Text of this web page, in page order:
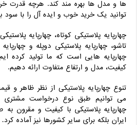
ها و مدل ها بهره مند کند. هرچه قدرت
توانید یک خرید خوب و ایده آل را با سود
چهارپایه پلاستیکی کوتاه، چهارپایه
تاشو، چهارپایه پلاستیکی دوپله و
چهارپایه هایی است که ما تولید کرده
کیفیت، مدل و ارتفاع متفاوت ارائه دهیم.
تنوع چهارپایه پلاستیکی از نظر ظاهر و
می توانیم طبق نوع درخواست مشتری
چهارپایه پلاستیکی با کیفیت و مقرون به
ایران بلکه برای سایر کشورها نیز آماده کرد.